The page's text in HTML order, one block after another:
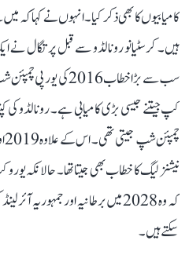
ہیں۔ کرسٹیانو رونالڈو سے قبل پرتگال نے
سب سے بڑا خطاب 2016
نیشنز لیگ کا خطاب بھی جیتا تھا۔
کہ وہ 2028 میں برطانیہ اور
سکتے ہیں۔